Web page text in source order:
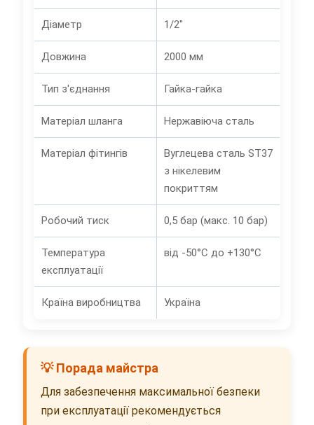
Діаметр 1/2"
Довжина 2000 мм
Тип з'єднання Гайка-гайка
Матеріал шланга Нержавіюча сталь
Матеріал фітингів
Вуглецева сталь ST37
з нікелевим
покриттям
Робочий тиск 0,5 бар (макс. 10 бар)
Температура
експлуатації
від -50°C до +130°C
Країна виробництва Україна
💡 Порада майстра
Для забезпечення максимальної безпеки
при експлуатації рекомендується